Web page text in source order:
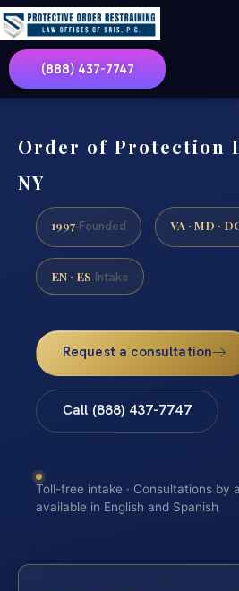
(888) 437-7747
Order of Protection
NY
1997 Founded VA · MD ·
EN · ES Intake
Request a consultation
Call (888) 437-7747
Toll-free intake · Consultations by
available in English and Spanish